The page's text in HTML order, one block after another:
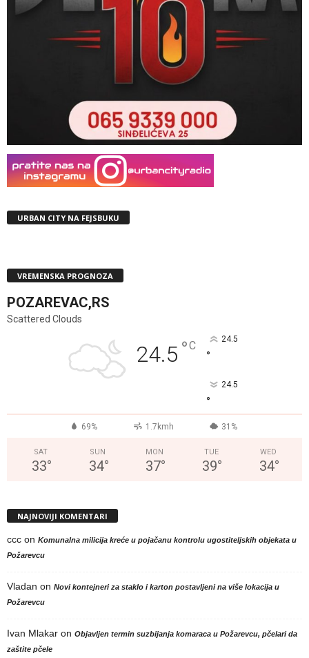
URBAN CITY NA FEJSBUKU
VREMENSKA PROGNOZA
POZAREVAC,RS
Scattered Clouds
24.5 °C 24.5
°
24.5
°
69% 1.7kmh 31%
SAT
33°
SUN
34°
MON
37°
TUE
39°
WED
34°
NAJNOVIJI KOMENTARI
ccc on Komunalna milicija kreće u pojačanu kontrolu ugostiteljskih objekata u
Požarevcu
Vladan on Novi kontejneri za staklo i karton postavljeni na više lokacija u
Požarevcu
Ivan Mlakar on Objavljen termin suzbijanja komaraca u Požarevcu, pčelari da
zaštite pčele